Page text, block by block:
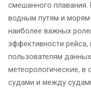
смешанного плавания.
водным путям и морям
наиболее важных
эффективности
пользователям
метеорологические, в
судами и между